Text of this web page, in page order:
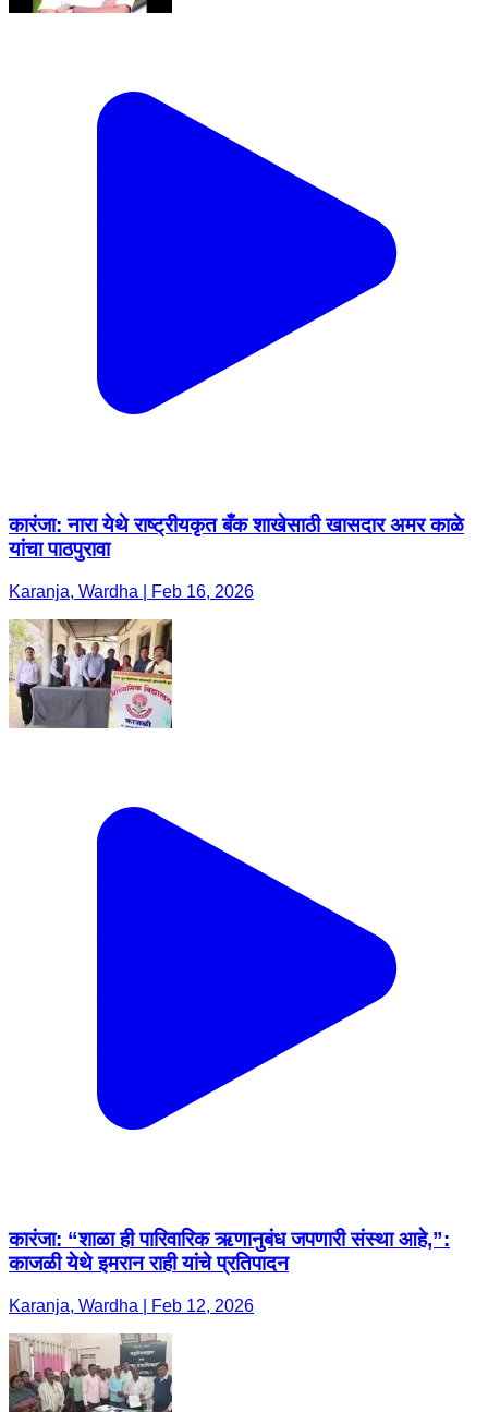
कारंजा: नारा येथे राष्ट्रीयकृत बँक शाखेसाठी खासदार अमर काळे
यांचा पाठपुरावा
Karanja, Wardha | Feb 16, 2026
कारंजा: “शाळा ही पारिवारिक ऋणानुबंध जपणारी संस्था आहे,”:
काजळी येथे इमरान राही यांचे प्रतिपादन
Karanja, Wardha | Feb 12, 2026